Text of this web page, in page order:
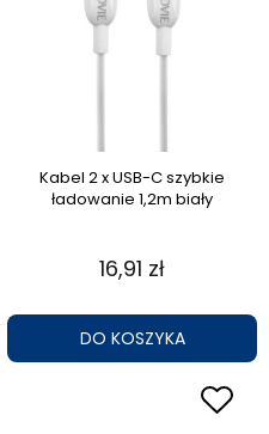
Kabel 2 x USB-C szybkie
ładowanie 1,2m biały
16,91 zł
DO KOSZYKA